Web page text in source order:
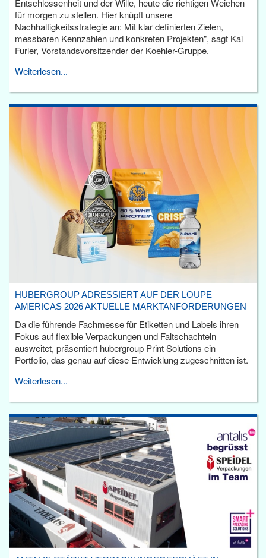
Entschlossenheit und der Wille, heute die richtigen Weichen
für morgen zu stellen. Hier knüpft unsere
Nachhaltigkeitsstrategie an: Mit klar definierten Zielen,
messbaren Kennzahlen und konkreten Projekten", sagt Kai
Furler, Vorstandsvorsitzender der Koehler-Gruppe.
Weiterlesen...
HUBERGROUP ADRESSIERT AUF DER LOUPE
AMERICAS 2026 AKTUELLE MARKTANFORDERUNGEN
Da die führende Fachmesse für Etiketten und Labels ihren
Fokus auf flexible Verpackungen und Faltschachteln
ausweitet, präsentiert hubergroup Print Solutions ein
Portfolio, das genau auf diese Entwicklung zugeschnitten ist.
Weiterlesen...